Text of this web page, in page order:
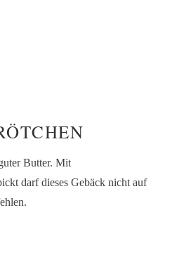
Butter. Mit
darf dieses Gebäck nicht auf